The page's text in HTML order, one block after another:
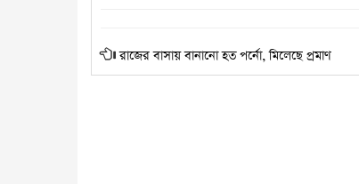
রাজের বাসায় বানানো হত পর্নো, মিলেছে প্রমাণ